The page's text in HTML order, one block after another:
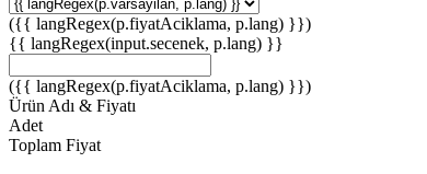
({{ langRegex(p.fiyatAciklama, p.lang) }})
{{ langRegex(input.secenek, p.lang) }}
({{ langRegex(p.fiyatAciklama, p.lang) }})
Ürün Adı & Fiyatı
Adet
Toplam Fiyat